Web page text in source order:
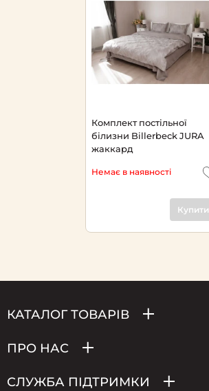
Комплект постільної
білизни Billerbeck JURA
жаккард
Немає в наявності
Купити
КАТАЛОГ ТОВАРІВ
ПРО НАС
СЛУЖБА ПІДТРИМКИ